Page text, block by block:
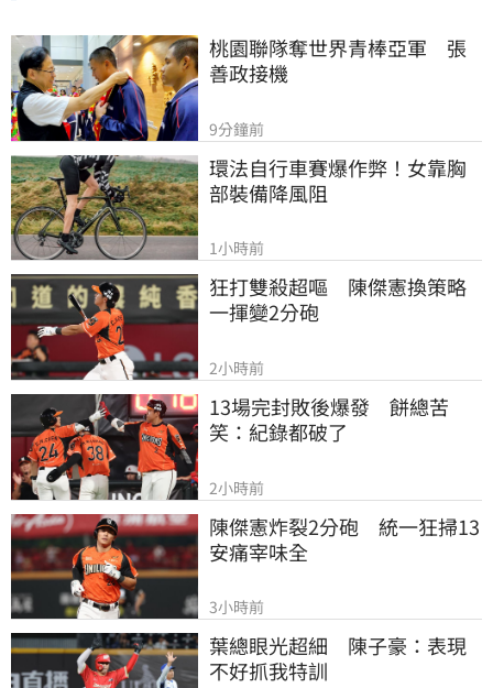
桃園聯隊奪世界青棒亞軍　張
善政接機
9分鐘前
環法自行車賽爆作弊！女靠胸
部裝備降風阻
1小時前
狂打雙殺超嘔　陳傑憲換策略
一揮變2分砲
2小時前
13場完封敗後爆發　餅總苦
笑：紀錄都破了
2小時前
陳傑憲炸裂2分砲　統一狂掃13
安痛宰味全
3小時前
葉總眼光超細　陳子豪：表現
不好抓我特訓